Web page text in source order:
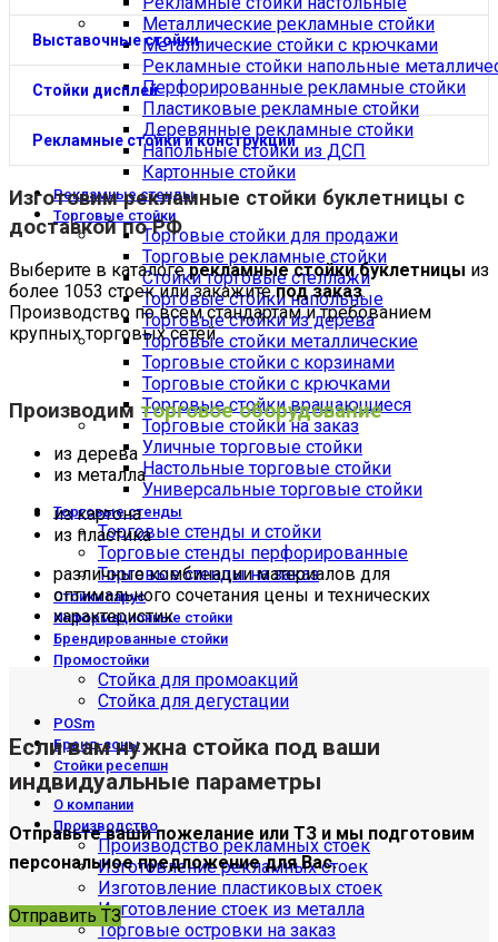
Металлические рекламные стойки
Металлические стойки с крючками
Рекламные стойки напольные
Перфорированные рекламные стойки
Пластиковые рекламные стойки
Деревянные рекламные стойки
Напольные стойки из ДСП
Картонные стойки
Рекламные стенды
Торговые стойки
Торговые стойки для продажи
Торговые рекламные стойки
Стойки торговые стеллажи
Торговые стойки напольные
Торговые стойки из дерева
Торговые стойки металлические
Торговые стойки с корзинами
Торговые стойки с крючками
Торговые стойки вращающиеся
Торговые стойки на заказ
Уличные торговые стойки
Настольные торговые стойки
Универсальные торговые стойки
Торговые стенды
Торговые стенды и стойки
Торговые стенды перфорированные
Торговые стенды на заказ
Стойки парус
Информационные стойки
Брендированные стойки
Промостойки
Стойка для промоакций
Стойка для дегустации
POSm
Бренд-зоны
Стойки ресепшн
О компании
Производство
Производство рекламных стоек
Изготовление рекламных стоек
Изготовление пластиковых стоек
Изготовление стоек из металла
Торговые островки на заказ
Выставочные стойки
Стойки дисплей
Рекламные стойки и конструкции
Изготовимрекламные стойки буклетницы с
доставкой по РФ
Выберите в каталогерекламные стойки буклетницы из
более 1053 стоек или закажитепод заказ.
Производство по всем стандартам и требованием
крупных торговых сетей.
Производим торговое оборудование
из дерева
из металла
из картона
из пластика
различные комбинации материалов для
оптимального сочетания цены и технических
характеристик
Если вам нужна стойка под ваши
индвидуальные параметры
Отправьте ваши пожелание или ТЗ и мы подготовим
персональное предложение для Вас.
Отправить ТЗ